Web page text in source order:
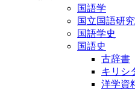
国語学
国立国語研
国語学史
国語史
古辞書
キリシ
洋学資